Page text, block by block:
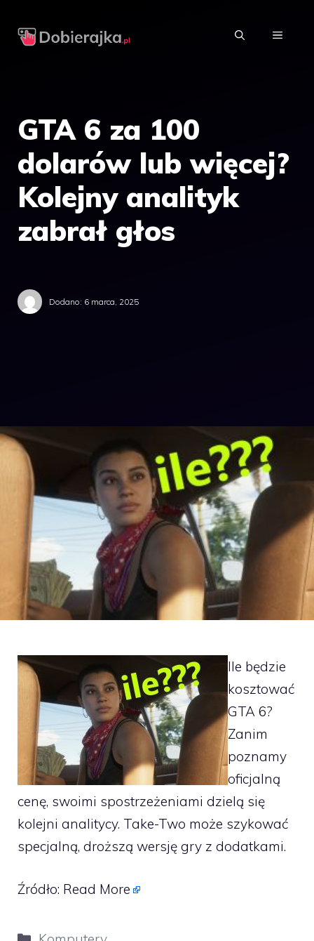
MENU
GTA 6 za 100
dolarów lub więcej?
Kolejny analityk
zabrał głos
Dodano: 6 marca, 2025
Ile będzie
kosztować
GTA 6?
Zanim
poznamy
oficjalną
cenę, swoimi spostrzeżeniami dzielą się
kolejni analitycy. Take-Two może szykować
specjalną, droższą wersję gry z dodatkami.
Źródło: Read More
Kategorie